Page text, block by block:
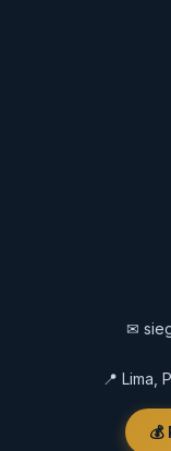
✉
📍 Lima,
💰